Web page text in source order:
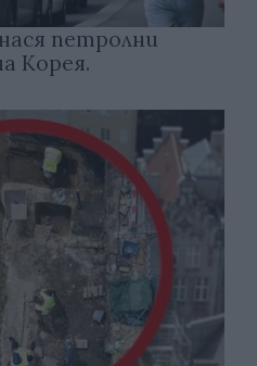
петролни
Корея.